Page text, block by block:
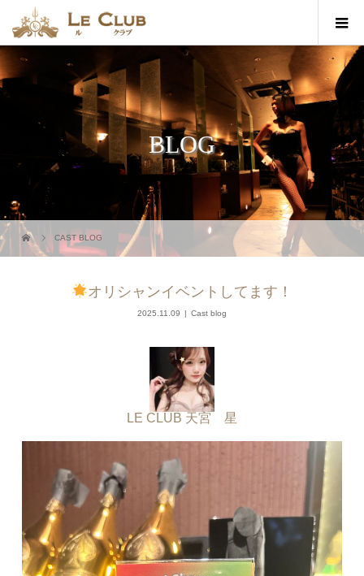
BLOG
CAST BLOG
オリシャンイベントしてます！
2025.11.09 Cast blog
LE CLUB 天宮 星